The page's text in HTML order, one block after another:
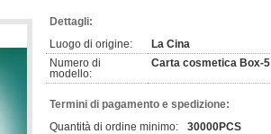
Dettagli:
Luogo di origine:
La Cina
Numero di
modello:
Carta cosmetica Box-5
Termini di pagamento e spedizione:
Quantità di ordine minimo:
30000PCS